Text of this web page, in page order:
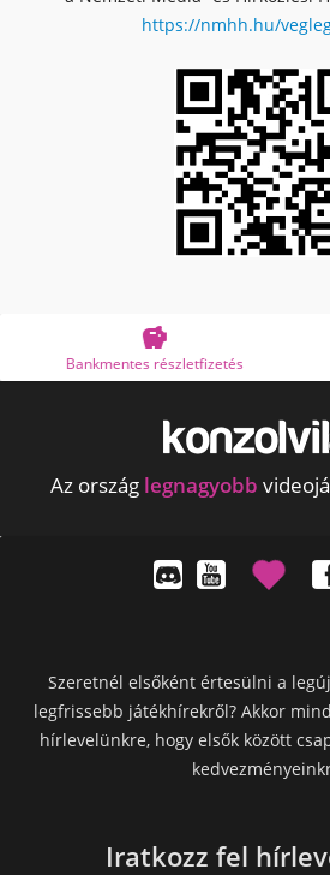
https://nmhh.hu/

Bankmentes részletfizetés
Az ország legnagyobb
Szeretnél elsőként értesülni a
legfrissebb játékhírekről? Akkor
hírlevelünkre, hogy elsők között
Iratkozz fel